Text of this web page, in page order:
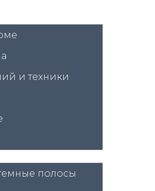
и техники
полосы